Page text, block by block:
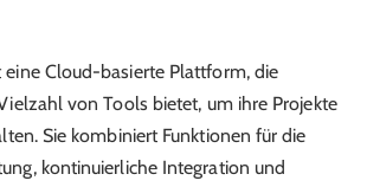
eine Cloud-basierte Plattform, die
von Tools bietet, um ihre Projekte
Sie kombiniert Funktionen für die
kontinuierliche Integration und